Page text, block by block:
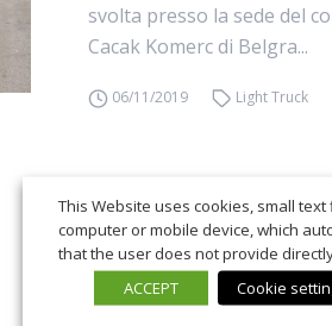
svolta presso la sede del
Cacak Komerc di Belgra...
06/11/2019 Light Truck
This Website uses cookies, small
computer or mobile device, which
that the user does not provide
ACCEPT
Cookie